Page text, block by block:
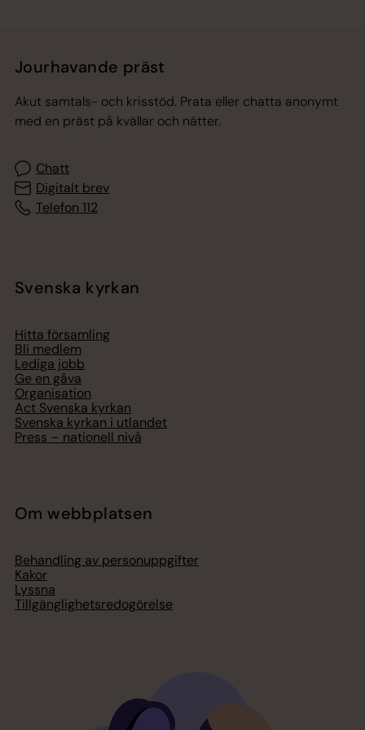
Jourhavande präst
Akut samtals- och krisstöd. Prata eller chatta anonymt
med en präst på kvällar och nätter.
Chatt
Digitalt brev
Telefon 112
Svenska kyrkan
Hitta församling
Bli medlem
Lediga jobb
Ge en gåva
Organisation
Act Svenska kyrkan
Svenska kyrkan i utlandet
Press – nationell nivå
Om webbplatsen
Behandling av personuppgifter
Kakor
Lyssna
Tillgänglighetsredogörelse